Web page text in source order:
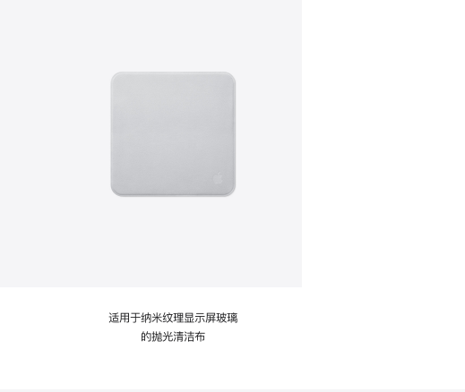
适用于纳米纹理显示屏玻璃
的抛光清洁布